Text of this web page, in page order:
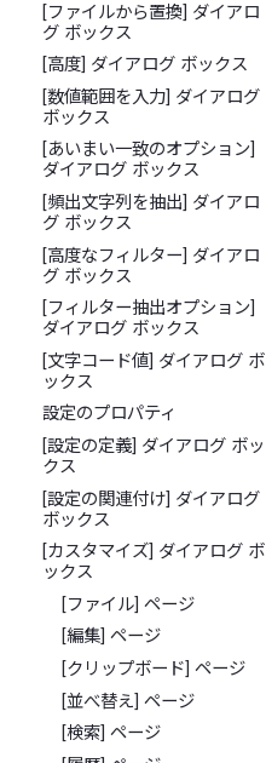
[ファイルから置換] ダイアロ
グ ボックス
[高度] ダイアログ ボックス
[数値範囲を入力] ダイアログ
ボックス
[あいまい一致のオプション]
ダイアログ ボックス
[頻出文字列を抽出] ダイアロ
グ ボックス
[高度なフィルター] ダイアロ
グ ボックス
[フィルター抽出オプション]
ダイアログ ボックス
[文字コード値] ダイアログ ボ
ックス
設定のプロパティ
[設定の定義] ダイアログ ボッ
クス
[設定の関連付け] ダイアログ
ボックス
[カスタマイズ] ダイアログ ボ
ックス
[ファイル] ページ
[編集] ページ
[クリップボード] ページ
[並べ替え] ページ
[検索] ページ